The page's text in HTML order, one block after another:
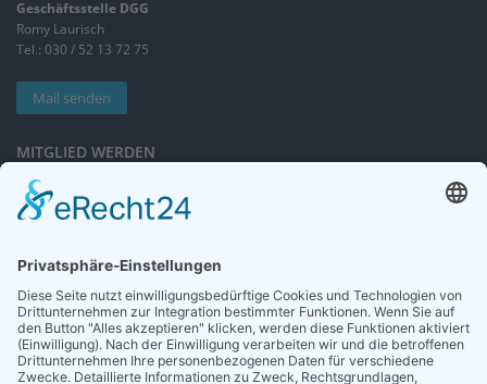
Geschäftsstelle DGG
Romy Laurisch
Tel.: 030 / 52 13 72 75
Mail senden
MITGLIED WERDEN
Sieben gute Gründe
für Ihre Mitgliedschaft
NEWSLETTER
Neuigkeiten rund um die Geriatrie und die DGG – regelmäßig in Ihrem